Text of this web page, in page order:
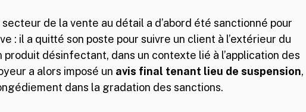
de la vente au détail a d’abord été sanctionné pour
: il a quitté son poste pour suivre un client à l’extérieur du
produit désinfectant, dans un contexte lié à l’application des
a alors imposé un avis final tenant lieu de suspension,
dans la gradation des sanctions.